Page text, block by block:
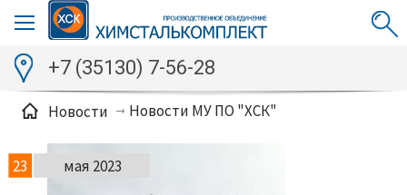
+7 (35130) 7-56-28
Новости Новости МУ ПО "ХСК"
23 мая 2023